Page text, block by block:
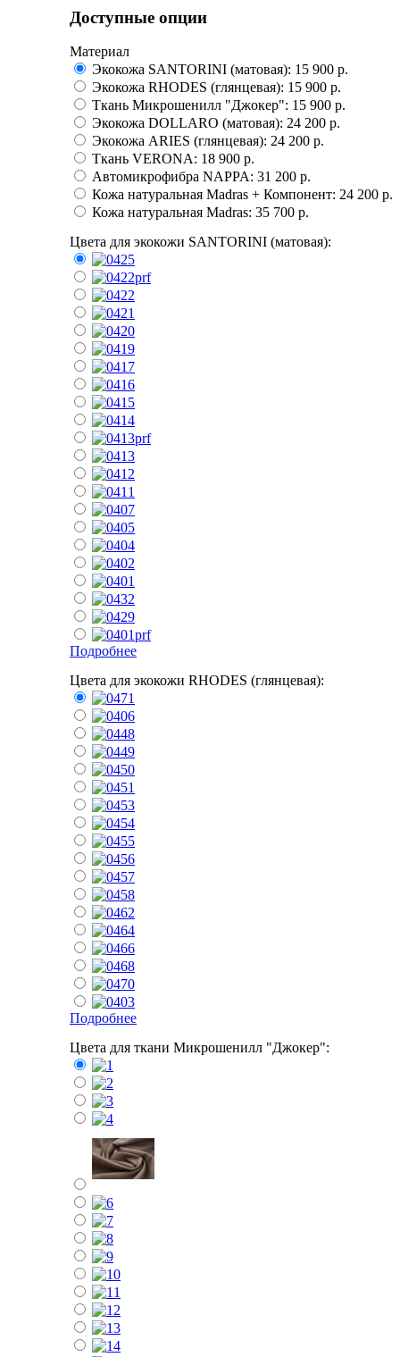
Доступные опции
Материал
Экокожа SANTORINI (матовая): 15 900 p.
Экокожа RHODES (глянцевая): 15 900 p.
Ткань Микрошенилл "Джокер": 15 900 p.
Экокожа DOLLARO (матовая): 24 200 p.
Экокожа ARIES (глянцевая): 24 200 p.
Ткань VERONA: 18 900 p.
Автомикрофибра NAPPA: 31 200 p.
Кожа натуральная Madras + Компонент: 24 200 p.
Кожа натуральная Madras: 35 700 p.
Цвета для экокожи SANTORINI (матовая):
Подробнее
Цвета для экокожи RHODES (глянцевая):
Подробнее
Цвета для ткани Микрошенилл "Джокер":